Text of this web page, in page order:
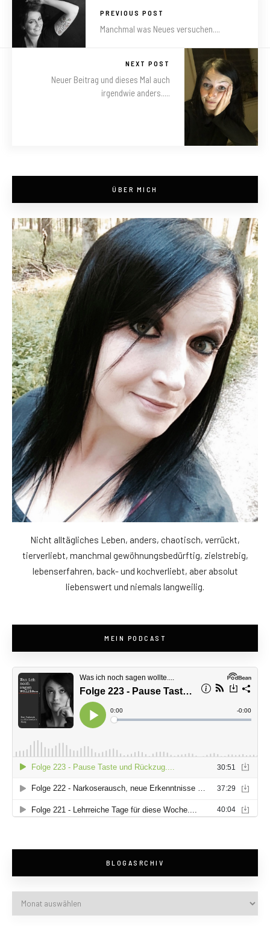
PREVIOUS POST
Manchmal was Neues versuchen....
NEXT POST
Neuer Beitrag und dieses Mal auch
irgendwie anders.....
ÜBER MICH
Nicht alltägliches Leben, anders, chaotisch, verrückt,
tierverliebt, manchmal gewöhnungsbedürftig, zielstrebig,
lebenserfahren, back- und kochverliebt, aber absolut
liebenswert und niemals langweilig.
MEIN PODCAST
BLOGASRCHIV